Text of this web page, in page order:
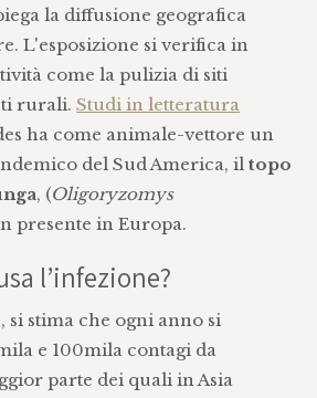
la diffusione geografica
L'esposizione si verifica in
come la pulizia di siti
rurali.Studi in letteratura
ha come animale-vettore un
del Sud America, iltopo
, (Oligoryzomys
presente in Europa.
l’infezione?
si stima che ogni anno si
e 100mila contagi da
parte dei quali in Asia